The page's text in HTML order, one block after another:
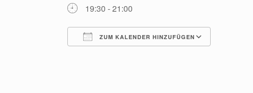
19:30 - 21:00
ZUM KALENDER HINZUFÜGEN
Google